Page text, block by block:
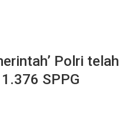
Polri telah
SPPG